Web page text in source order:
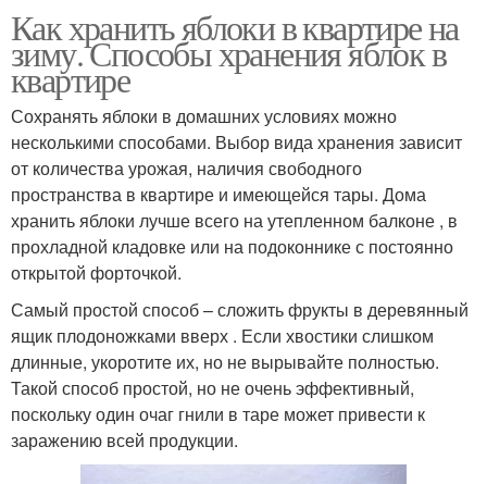
Как хранить яблоки в квартире на
зиму. Способы хранения яблок в
квартире
Сохранять яблоки в домашних условиях можно
несколькими способами. Выбор вида хранения зависит
от количества урожая, наличия свободного
пространства в квартире и имеющейся тары. Дома
хранить яблоки лучше всего на утепленном балконе , в
прохладной кладовке или на подоконнике с постоянно
открытой форточкой.
Самый простой способ – сложить фрукты в деревянный
ящик плодоножками вверх . Если хвостики слишком
длинные, укоротите их, но не вырывайте полностью.
Такой способ простой, но не очень эффективный,
поскольку один очаг гнили в таре может привести к
заражению всей продукции.